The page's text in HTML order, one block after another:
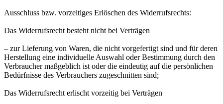
Ausschluss bzw. vorzeitiges Erlöschen des Widerrufsrechts:
Das Widerrufsrecht besteht nicht bei Verträgen
– zur Lieferung von Waren, die nicht vorgefertigt sind und für deren
Herstellung eine individuelle Auswahl oder Bestimmung durch den
Verbraucher maßgeblich ist oder die eindeutig auf die persönlichen
Bedürfnisse des Verbrauchers zugeschnitten sind;
Das Widerrufsrecht erlischt vorzeitig bei Verträgen